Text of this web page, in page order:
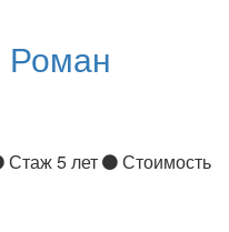
Роман
Стаж 5 лет
Стоимость